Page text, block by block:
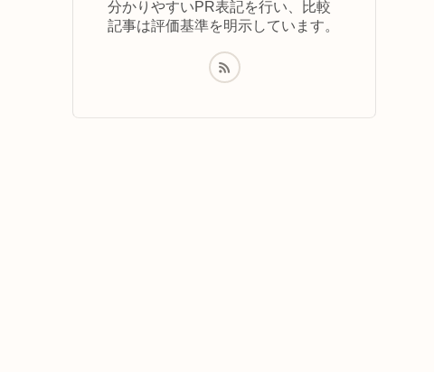
分かりやすいPR表記を行い、比較
記事は評価基準を明示しています。